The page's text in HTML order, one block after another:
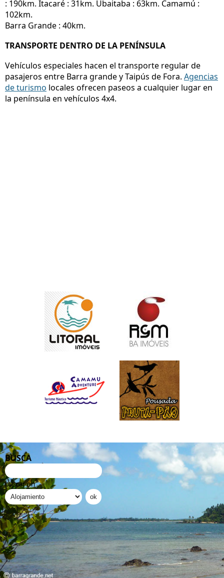
: 190km. Itacaré : 31km. Ubaitaba : 63km. Camamú :
102km.
Barra Grande : 40km.
TRANSPORTE DENTRO DE LA PENÍNSULA
Vehículos especiales hacen el transporte regular de
pasajeros entre Barra grande y Taipús de Fora. Agencias
de turismo locales ofrecen paseos a cualquier lugar en
la península en vehículos 4x4.
BUSCA
buscar en